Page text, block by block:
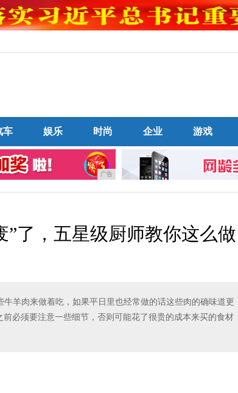
车 娱乐 时尚 企业 游戏
广告
”了，五星级厨师教你这么做
羊肉来做着吃，如果平日里也经常做的话这些肉的确味道更
必须要注意一些细节，否则可能花了很贵的成本来买的食材